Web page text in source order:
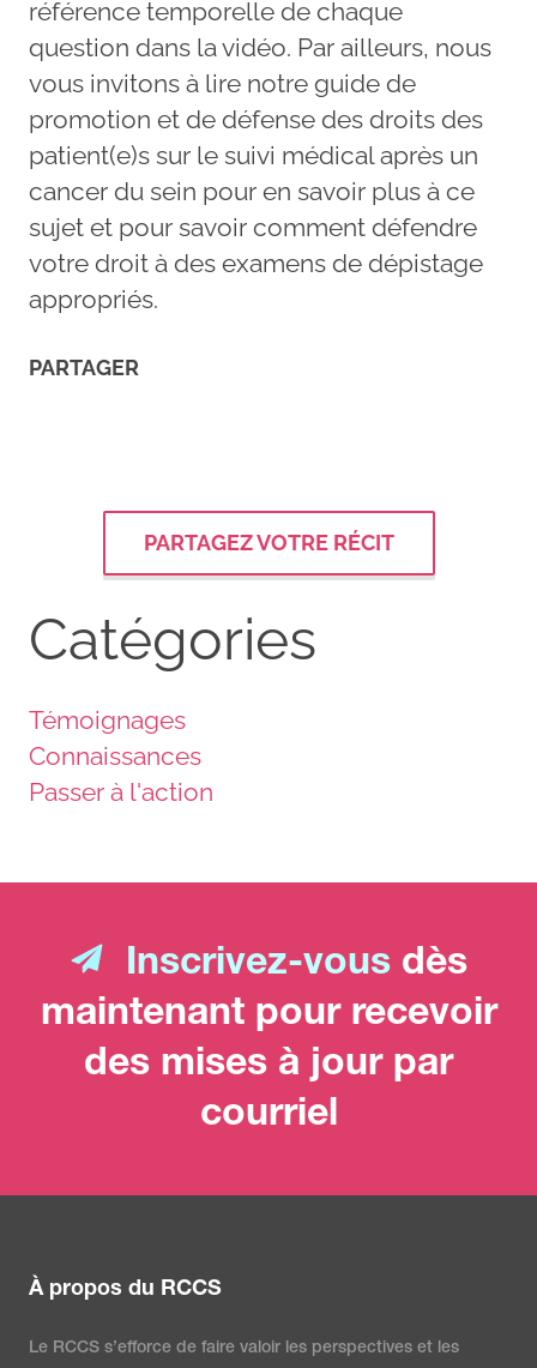
référence temporelle de chaque
question dans la vidéo. Par ailleurs, nous
vous invitons à lire notre guide de
promotion et de défense des droits des
patient(e)s sur le suivi médical après un
cancer du sein pour en savoir plus à ce
sujet et pour savoir comment défendre
votre droit à des examens de dépistage
appropriés.
PARTAGER
PARTAGEZ VOTRE RÉCIT
Catégories
Témoignages
Connaissances
Passer à l'action
Inscrivez-vous dès
maintenant pour recevoir
des mises à jour par
courriel
À propos du RCCS
Le RCCS s’efforce de faire valoir les perspectives et les